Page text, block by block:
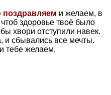
и желаем, в
здоровье твоё было
хвори отступили навек.
и сбывались все мечты.
тебе желаем.